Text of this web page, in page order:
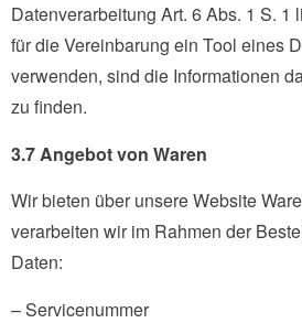
Datenverarbeitung Art. 6 Abs. 1 S. 1
für die Vereinbarung ein Tool eines
verwenden, sind die Informationen
zu finden.
3.7 Angebot von Waren
Wir bieten über unsere Website
verarbeiten wir im Rahmen der
Daten:
– Servicenummer